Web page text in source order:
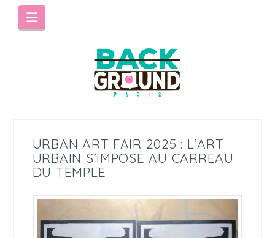
Navigation
URBAN ART FAIR 2025 : L’ART
URBAIN S’IMPOSE AU CARREAU
DU TEMPLE